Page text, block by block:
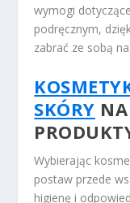
wymogi
podręcznym,
zabrać ze sobą
SKÓRY
Wybierając
postaw przede
higienę i